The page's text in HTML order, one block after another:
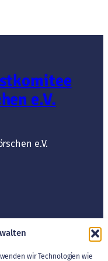
wir Technologien wie
e.V.
e.V.